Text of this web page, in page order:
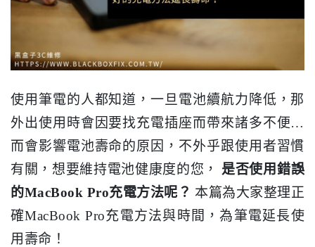
使用筆電的人都知道，一旦電池續航力降低，那
外出使用時會因要找充電插座而帶來諸多不便…
而會影響電池壽命的原因，不外乎跟使用者習慣
有關，想要維持電池健康度的您，
是否使用錯誤
的MacBook Pro充電方法呢？ 本篇為大家整理正
確MacBook Pro充電方法與時間，為筆電延長使
用壽命！